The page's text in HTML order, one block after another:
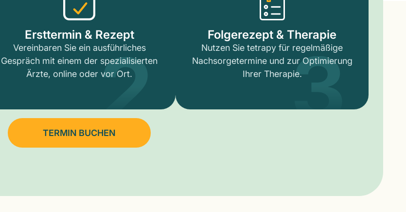
Ersttermin & Rezept
Vereinbaren Sie ein ausführliches
Gespräch mit einem der spezialisierten
Ärzte, online oder vor Ort.
2 Folgerezept & Therapie
Nutzen Sie tetrapy für regelmäßige
Nachsorgetermine und zur Optimierung
Ihrer Therapie.3
TERMIN BUCHEN